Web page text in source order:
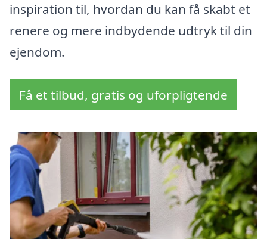
inspiration til, hvordan du kan få skabt et
renere og mere indbydende udtryk til din
ejendom.
Få et tilbud, gratis og uforpligtende